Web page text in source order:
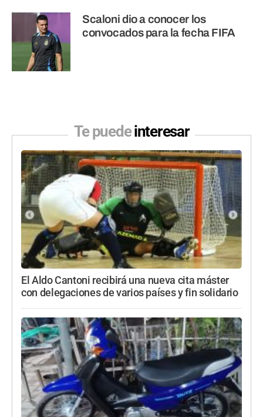
Scaloni dio a conocer los
convocados para la fecha FIFA
Te puedeinteresar
El Aldo Cantoni recibirá una nueva cita máster
con delegaciones de varios países y fin solidario